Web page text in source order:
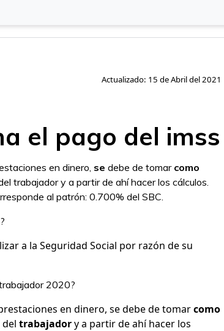
Actualizado: 15 de Abril del 2021
el pago del imss
en dinero, se debe de tomar como
trabajador y a partir de ahí hacer los cálculos.
al patrón: 0.700% del SBC.
a la Seguridad Social por razón de su
2020?
en dinero, se debe de tomarcomo
trabajadory a partir de ahí hacer los